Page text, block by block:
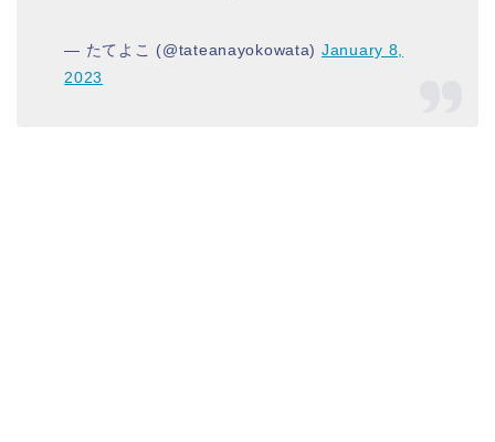
— たてよこ (@tateanayokowata) January 8,
2023